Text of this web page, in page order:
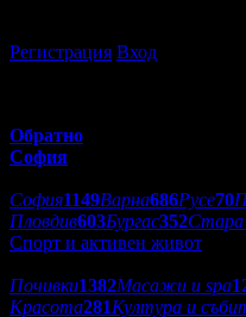
Регистрация Вход
Обратно
София
София1149Варна686Русе70
Пловдив603Бургас352Стара
Спорт и активен живот
Почивки1382Масажи и spa
Красота281Култура и